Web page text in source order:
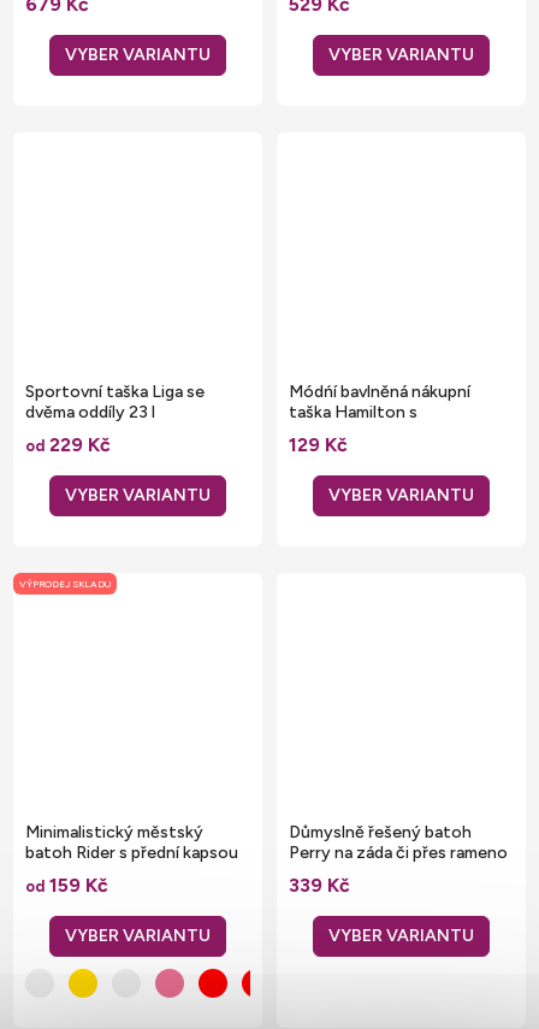
Sportovní taška Liga se
dvěma oddíly 23 l
od 229 Kč
Módńí bavlněná nákupní
taška Hamilton s
kontrastními uchy
129 Kč
VÝPRODEJ SKLADU
Minimalistický městský
batoh Rider s přední kapsou
od 159 Kč
Důmyslně řešený batoh
Perry na záda či přes rameno
339 Kč